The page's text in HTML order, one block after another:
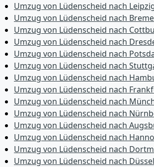
Umzug von Lüdenscheid nach
Umzug von Lüdenscheid nach
Umzug von Lüdenscheid nach
Umzug von Lüdenscheid nach
Umzug von Lüdenscheid nach
Umzug von Lüdenscheid nach
Umzug von Lüdenscheid nach
Umzug von Lüdenscheid nach
Umzug von Lüdenscheid nach
Umzug von Lüdenscheid nach
Umzug von Lüdenscheid nach
Umzug von Lüdenscheid nach
Umzug von Lüdenscheid nach
Umzug von Lüdenscheid nach